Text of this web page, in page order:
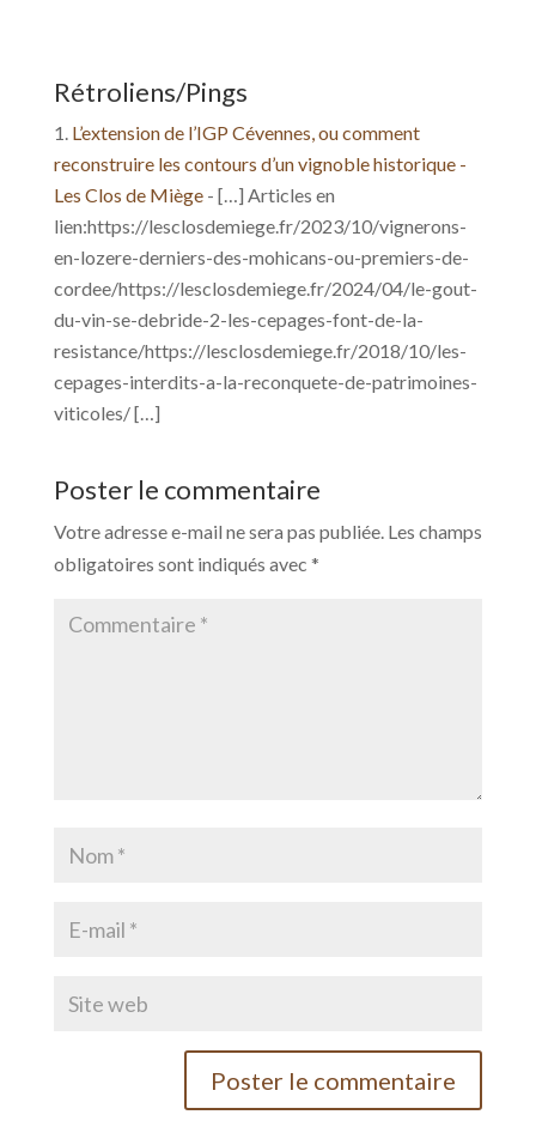
Rétroliens/Pings
L’extension de l’IGP Cévennes, ou comment
reconstruire les contours d’un vignoble historique -
Les Clos de Miège- […] Articles en
lien:https://lesclosdemiege.fr/2023/10/vignerons-
en-lozere-derniers-des-mohicans-ou-premiers-de-
cordee/https://lesclosdemiege.fr/2024/04/le-gout-
du-vin-se-debride-2-les-cepages-font-de-la-
resistance/https://lesclosdemiege.fr/2018/10/les-
cepages-interdits-a-la-reconquete-de-patrimoines-
viticoles/ […]
Poster le commentaire
Votre adresse e-mail ne sera pas publiée. Les champs
obligatoires sont indiqués avec *